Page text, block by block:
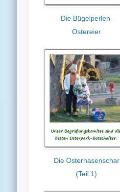
Die Bügelperlen-
Ostereier
Die Osterhasenschar
(Teil 1)